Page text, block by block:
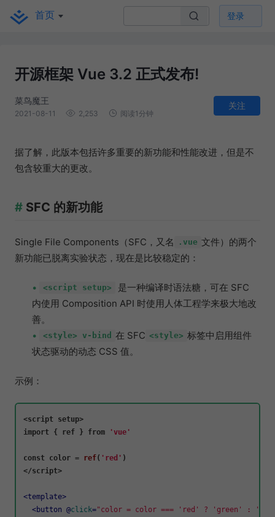
首页 登录
开源框架 Vue 3.2 正式发布!
菜鸟魔王
2021-08-11 2,253 阅读1分钟
关注
据了解，此版本包括许多重要的新功能和性能改进，但是不
包含较重大的更改。
SFC 的新功能
Single File Components（SFC，又名 .vue 文件）的两个
新功能已脱离实验状态，现在是比较稳定的：
<script setup>
是一种编译时语法糖，可在 SFC
内使用 Composition API 时使用人体工程学来极大地改
善。
<style> v-bind 在 SFC <style> 标签中启用组件
状态驱动的动态 CSS 值。
示例：
import { ref } from 'vue'
const color = ref( 'red' )
</script>
<template>
<button @click="color = color === 'red' ? 'green' :